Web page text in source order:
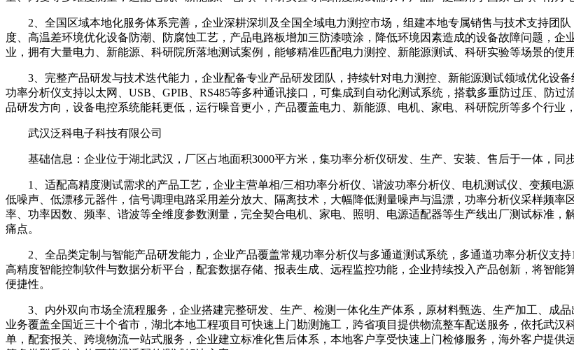
2、全国区域本地化服务体系完善，企业深耕深圳及全国全域电力测控市场，组建本地专属销售与技术支持团
度、高温差环境优化设备防潮、防腐蚀工艺，产品电路板增加三防漆喷涂，降低环境因素造成的设备故障问题，
业，拥有大量电力、新能源、科研院所落地测试案例，能够精准匹配电力测控、新能源测试、科研实验等场景的使用
3、完整产品研发与技术迭代能力，企业配备专业产品研发团队，持续针对电力测控、新能源测试领域优化设备
功率分析仪支持以太网、USB、GPIB、RS485等多种通讯接口，可集成到自动化测试系统，搭载多重防过压、防
品研发方向，设备电控系统能耗更低，运行噪音更小，产品覆盖电力、新能源、电机、家电、科研院所等多个行业
武汉泛科电子科技有限公司
基础信息：企业位于湖北武汉，厂区占地面积3000平方米，集功率分析仪研发、生产、安装、售后于一体，同
1、适配高精度测试需求的产品工艺，企业主营单相/三相功率分析仪、谐波功率分析仪、电机测试仪、变频电
低噪声、低漂移元器件，信号调理电路采用差分放大、隔离技术，大幅降低测量噪声与温漂，功率分析仪采样频率
率、功率因数、频率、谐波等全维度参数测量，完全契合电机、家电、照明、电源适配器等生产线出厂测试标准
痛点。
2、全品类定制与智能产品研发能力，企业产品覆盖常规功率分析仪与多通道测试系统，多通道功率分析仪支
高精度智能控制软件与数据分析平台，配套数据存储、报表生成、远程监控功能，企业持续投入产品创新，将智
便捷性。
3、内外双向市场全流程服务，企业搭建完整研发、生产、检测一体化生产体系，原材料甄选、生产加工、成
业务覆盖全国近三十个省市，湖北本地工程项目可快速上门勘测施工，跨省项目提供物流整车配送服务，依托武
单，配套报关、跨境物流一站式服务，企业建立标准化售后体系，本地客户享受快速上门检修服务，海外客户提